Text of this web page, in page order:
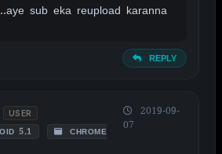
sub eka reupload karanna
REPLY
USER
5.1
CHROME
2019-09-
07